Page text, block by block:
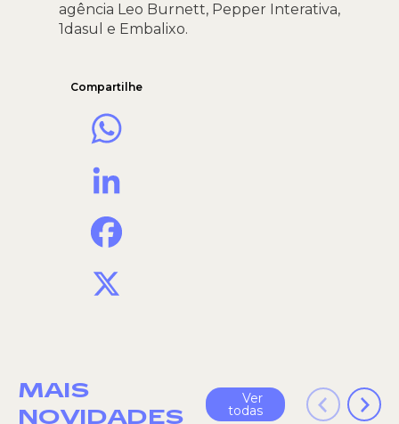
agência Leo Burnett, Pepper Interativa,
1dasul e Embalixo.
Compartilhe
MAIS
NOVIDADES
Ver
todas